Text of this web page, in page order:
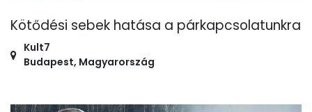
Kötődési sebek hatása a párkapcsolatunkra
Kult7
Budapest, Magyarország